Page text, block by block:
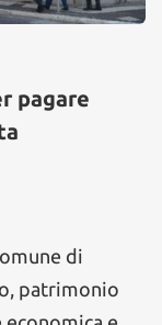
pagare
di
patrimonio